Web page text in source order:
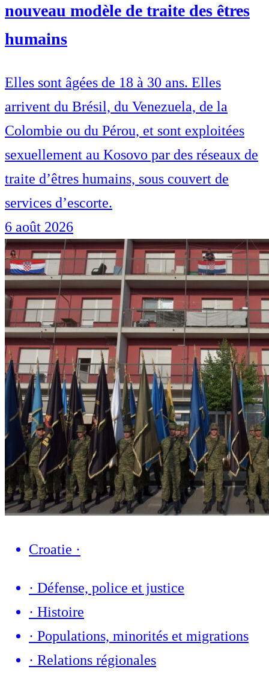
nouveau modèle de traite des êtres
humains
Elles sont âgées de 18 à 30 ans. Elles
arrivent du Brésil, du Venezuela, de la
Colombie ou du Pérou, et sont exploitées
sexuellement au Kosovo par des réseaux de
traite d’êtres humains, sous couvert de
services d’escorte.
6 août 2026
Croatie ·
· Défense, police et justice
· Histoire
· Populations, minorités et migrations
· Relations régionales